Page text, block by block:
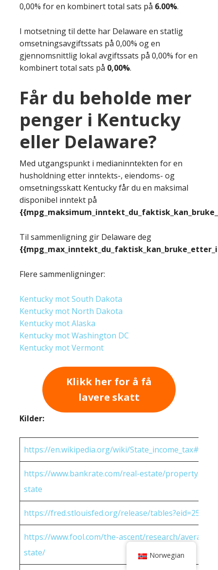
0,00% for en kombinert total sats på 6.00%.
I motsetning til dette har Delaware en statlig
omsetningsavgiftssats på 0,00% og en
gjennomsnittlig lokal avgiftssats på 0,00% for en
kombinert total sats på 0,00%.
Får du beholde mer
penger i Kentucky
eller Delaware?
Med utgangspunkt i medianinntekten for en
husholdning etter inntekts-, eiendoms- og
omsetningsskatt Kentucky får du en maksimal
disponibel inntekt på
Til sammenligning gir Delaware deg
Flere sammenligninger:
Kentucky mot South Dakota
Kentucky mot North Dakota
Kentucky mot Alaska
Kentucky mot Washington DC
Kentucky mot Vermont
Klikk her for å få
lavere skatt
Kilder:
https://en.wikipedia.org/wiki/
https://www.bankrate.com/real-estate/property-
state
https://fred.stlouisfed.org/release/
https://www.fool.com/the-ascent/research/average-
state/
Norwegian